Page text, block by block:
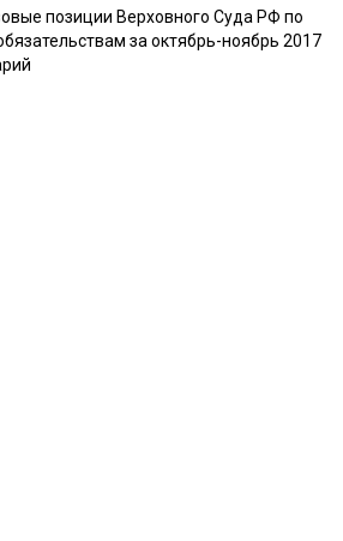
позиции Верховного Суда РФ по
за октябрь-ноябрь 2017